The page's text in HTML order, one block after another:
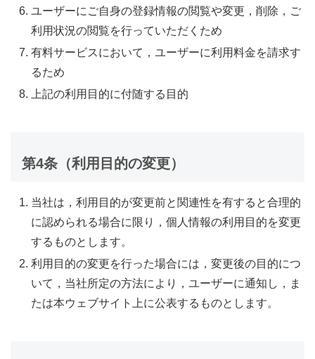
ユーザーにご自身の登録情報の閲覧や変更，削除，ご
利用状況の閲覧を行っていただくため
有料サービスにおいて，ユーザーに利用料金を請求す
るため
上記の利用目的に付随する目的
第4条（利用目的の変更）
当社は，利用目的が変更前と関連性を有すると合理的
に認められる場合に限り，個人情報の利用目的を変更
するものとします。
利用目的の変更を行った場合には，変更後の目的につ
いて，当社所定の方法により，ユーザーに通知し，ま
たは本ウェブサイト上に公表するものとします。